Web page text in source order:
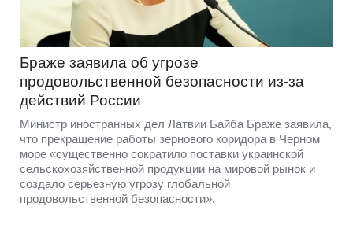
Браже заявила об угрозе
продовольственной безопасности из-за
действий России
Министр иностранных дел Латвии Байба Браже заявила,
что прекращение работы зернового коридора в Черном
море «существенно сократило поставки украинской
сельскохозяйственной продукции на мировой рынок и
создало серьезную угрозу глобальной
продовольственной безопасности».